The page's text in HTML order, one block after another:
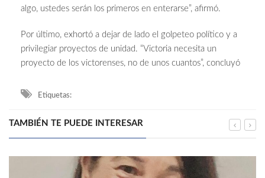
algo, ustedes serán los primeros en enterarse”, afirmó.
Por último, exhortó a dejar de lado el golpeteo político y a
privilegiar proyectos de unidad. “Victoria necesita un
proyecto de los victorenses, no de unos cuantos”, concluyó
Etiquetas:
TAMBIÉN TE PUEDE INTERESAR